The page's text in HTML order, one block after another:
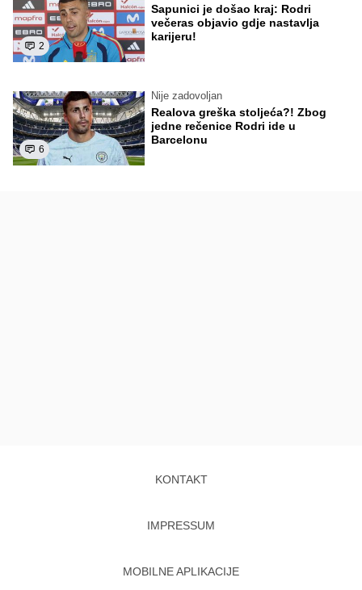
2
Sapunici je došao kraj: Rodri
večeras objavio gdje nastavlja
karijeru!
6
Nije zadovoljan
Realova greška stoljeća?! Zbog
jedne rečenice Rodri ide u
Barcelonu
KONTAKT
IMPRESSUM
MOBILNE APLIKACIJE